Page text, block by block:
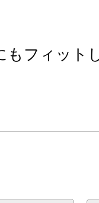
もフィット